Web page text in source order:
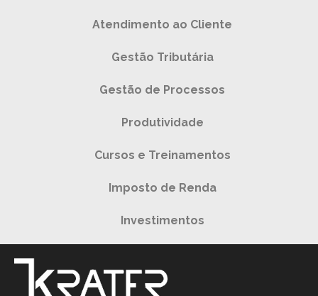
Atendimento ao Cliente
Gestão Tributária
Gestão de Processos
Produtividade
Cursos e Treinamentos
Imposto de Renda
Investimentos